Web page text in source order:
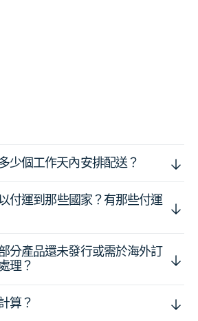
少個工作天內安排配送？
付運到那些國家？有那些付運
分產品還未發行或需於海外訂
理？
算？